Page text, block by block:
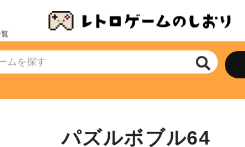
パズルボブル64